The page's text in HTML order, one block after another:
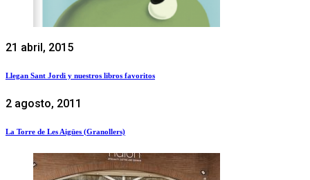
21 abril, 2015
Llegan Sant Jordi y nuestros libros favoritos
2 agosto, 2011
La Torre de Les Aigües (Granollers)